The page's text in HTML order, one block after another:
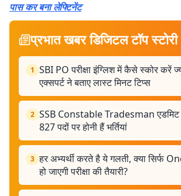
पास कर बना लेफ्टिनेंट
प्रभात खबर डिजिटल टॉप स्टोरी
1 SBI PO परीक्षा इंग्लिश में कैसे स्कोर करें
एक्सपर्ट ने बताए लास्ट मिनट टिप्स
2 SSB Constable Tradesman एडमिट
827 पदों पर होनी हैं भर्तियां
3 हर अभ्यर्थी करते है ये गलती, क्या सिर्फ
हो जाएगी परीक्षा की तैयारी?